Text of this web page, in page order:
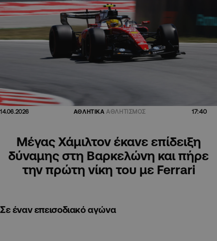
14.06.2026 ΑΘΛΗΤΙΚΑ ΑΘΛΗΤΙΣΜΟΣ 17:40
Μέγας Χάμιλτον έκανε επίδειξη
δύναμης στη Βαρκελώνη και πήρε
την πρώτη νίκη του με Ferrari
Σε έναν επεισοδιακό αγώνα